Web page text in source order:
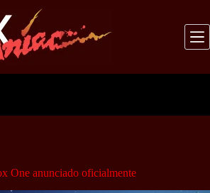
One anunciado oficialmente